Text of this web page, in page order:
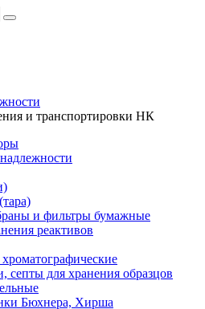
и транспортировки НК
и фильтры бумажные
реактивов
для хранения образцов
Бюхнера, Хирша